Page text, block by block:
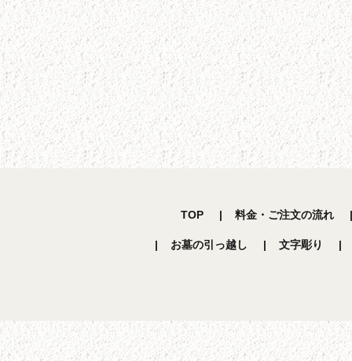
TOP 料金・ご注文の流れ
お墓の引っ越し 文字彫り